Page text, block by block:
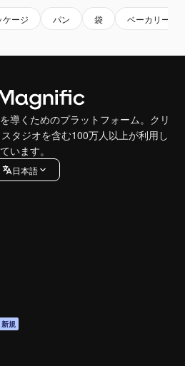
ケージ パン 袋 ベーカリー
導くためのプラットフォーム。クリ
タジオを含む100万人以上が利用し
ています。
日本語
新規